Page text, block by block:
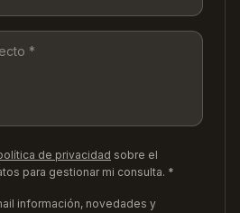
de privacidad sobre el
para gestionar mi consulta. *
información, novedades y